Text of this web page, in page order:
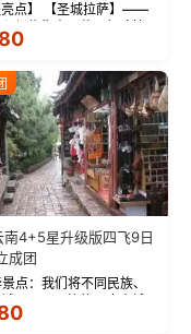
亮点】 【圣城拉萨】——
心与信仰去西藏，行吟拉
这座城与生俱来的与众
于一体的宏伟建筑，是
整的古代...
南4+5星升级版四飞9日
成团
点：我们将不同民族、
域、不同风格的三座古城
古城、丽江古城、香格